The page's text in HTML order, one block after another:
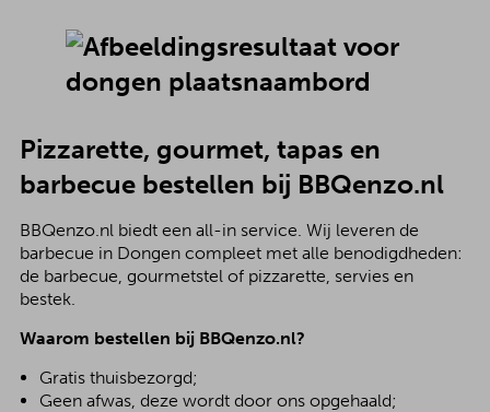
Pizzarette, gourmet, tapas en
barbecue bestellen bij BBQenzo.nl
BBQenzo.nl biedt een all-in service. Wij leveren de
barbecue in Dongen compleet met alle benodigdheden:
de barbecue, gourmetstel of pizzarette, servies en
bestek.
Waarom bestellen bij BBQenzo.nl?
Gratis thuisbezorgd;
Geen afwas, deze wordt door ons opgehaald;